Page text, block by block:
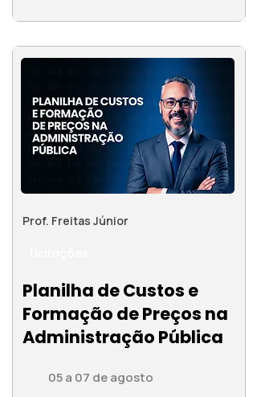
Prof. Freitas Júnior
Planilha de Custos e
Formação de Preços na
Administração Pública
05 a 07 de agosto